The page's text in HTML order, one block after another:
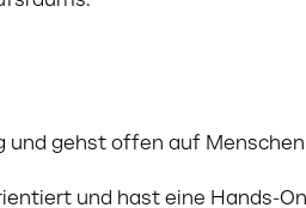
und gehst offen auf Menschen
und hast eine Hands-